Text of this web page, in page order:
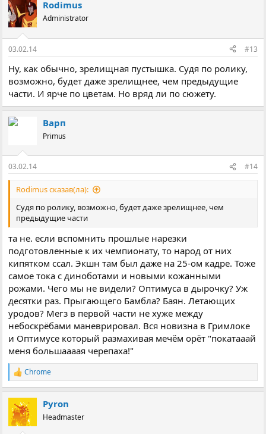
Rodimus
Administrator
03.02.14 #13
Ну, как обычно, зрелищная пустышка. Судя по ролику,
возможно, будет даже зрелищнее, чем предыдущие
части. И ярче по цветам. Но вряд ли по сюжету.
Варп
Primus
03.02.14 #14
Rodimus сказав(ла):
Судя по ролику, возможно, будет даже зрелищнее, чем
предыдущие части
та не. если вспомнить прошлые нарезки
подготовленные к их чемпионату, то народ от них
кипятком ссал. Экшн там был даже на 25-ом кадре. Тоже
самое тока с диноботами и новыми кожанными
рожами. Чего мы не видели? Оптимуса в дырочку? Уж
десятки раз. Прыгающего Бамбла? Баян. Летающих
уродов? Мегз в первой части не хуже между
небоскрёбами маневрировал. Вся новизна в Гримлоке
и Оптимусе который размахивая мечём орёт "покатааай
меня большаааая черепаха!"
Р
е
к
ц
і
Chrome
Pyron
Headmaster